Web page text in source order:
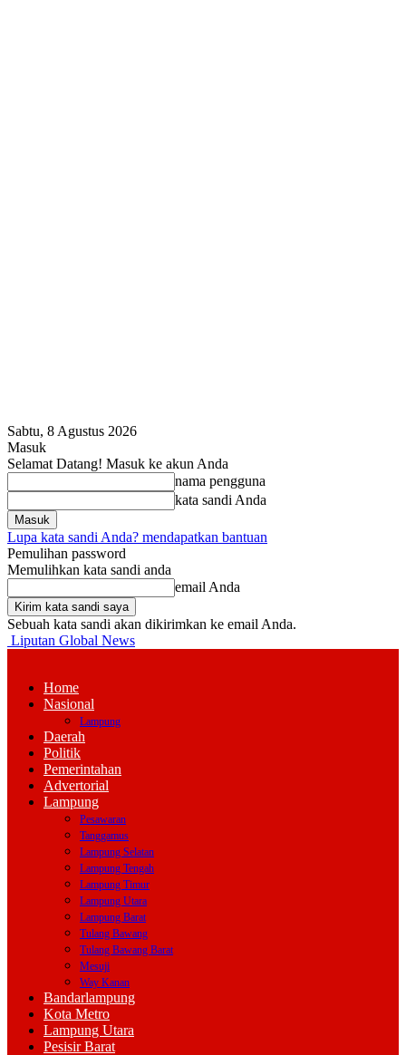
Sabtu, 8 Agustus 2026
Masuk
Selamat Datang! Masuk ke akun Anda
nama pengguna
kata sandi Anda
Lupa kata sandi Anda? mendapatkan bantuan
Pemulihan password
Memulihkan kata sandi anda
email Anda
Sebuah kata sandi akan dikirimkan ke email Anda.
Liputan Global News
Home
Nasional
Lampung
Daerah
Politik
Pemerintahan
Advertorial
Lampung
Pesawaran
Tanggamus
Lampung Selatan
Lampung Tengah
Lampung Timur
Lampung Utara
Lampung Barat
Tulang Bawang
Tulang Bawang Barat
Mesuji
Way Kanan
Bandarlampung
Kota Metro
Lampung Utara
Pesisir Barat